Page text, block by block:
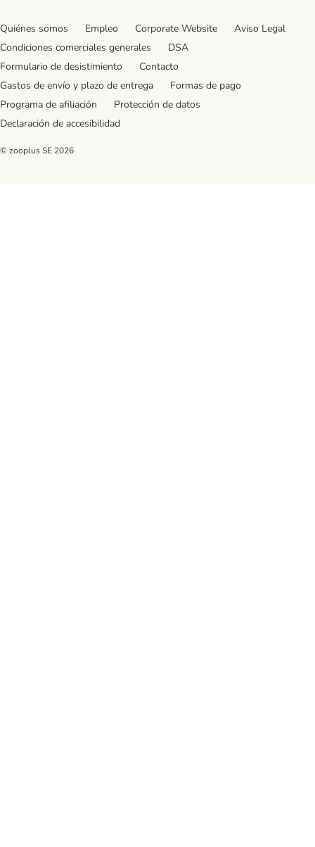
Quiénes somos Empleo Corporate Website
Aviso Legal
Condiciones comerciales generales
DSA
Formulario de desistimiento
Contacto
Gastos de envío y plazo de entrega
Formas de pago
Programa de afiliación
Protección de datos
Declaración de accesibilidad
© zooplus SE 2026